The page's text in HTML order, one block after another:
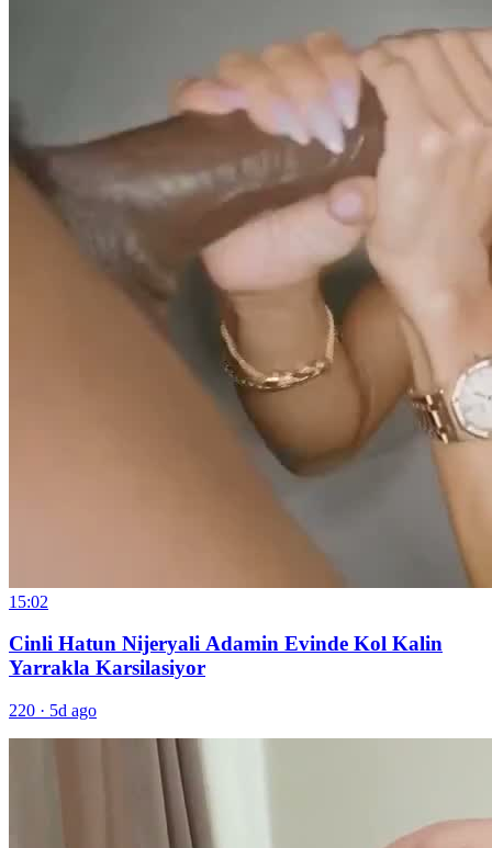
15:02
Cinli Hatun Nijeryali Adamin Evinde Kol Kalin
Yarrakla Karsilasiyor
220 · 5d ago